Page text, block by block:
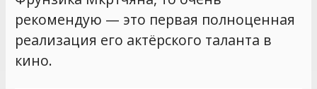
рекомендую — это первая полноценная
реализация его актёрского таланта в
кино.